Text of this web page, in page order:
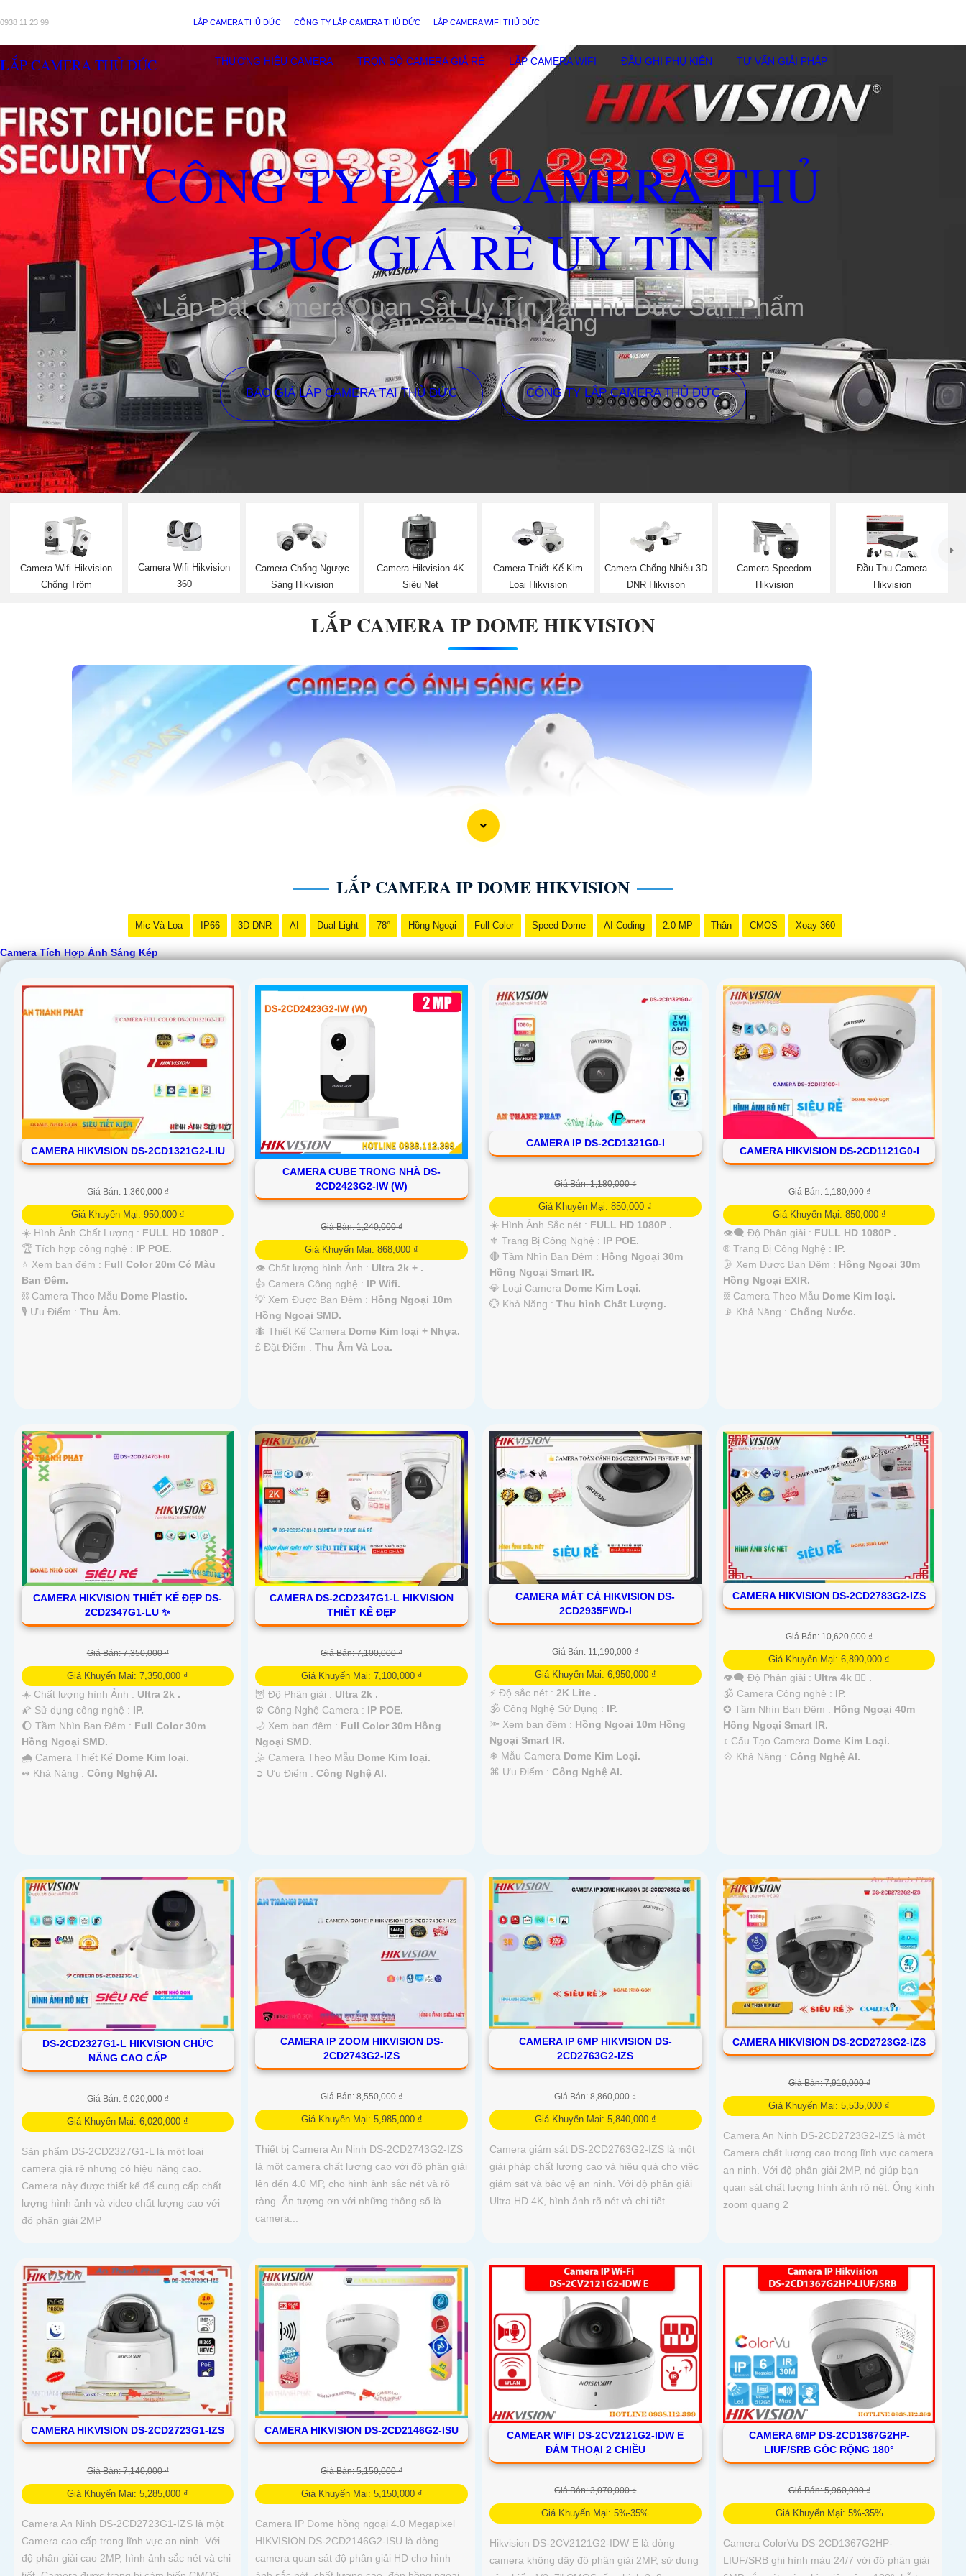
0938 11 23 99 LẮP CAMERA THỦ ĐỨC CÔNG TY LẮP CAMERA THỦ ĐỨC LẮP CAMERA WIFI THỦ ĐỨC
LẮP CAMERA THỦ ĐỨC THƯƠNG HIỆU CAMERA TRỌN BỘ CAMERA GIÁ RẺ LẮP CAMERA WIFI ĐẦU GHI PHỤ KIÊN TƯ VẤN GIẢI PHÁP
CÔNG TY LẮP CAMERA THỦ
ĐỨC GIÁ RẺ UY TÍN
Lắp Đặt Camera Quan Sát Uy Tín Tại Thủ Đức Sản Phẩm
Camera Chính Hãng
BÁO GIÁ LẮP CAMERA TẠI THỦ ĐỨC CÔNG TY LẮP CAMERA THỦ ĐỨC
Camera Wifi Hikvision
Chống Trộm
Camera Wifi Hikvision
360
Camera Chống Ngược
Sáng Hikvision
Camera Hikvision 4K
Siêu Nét
Camera Thiết Kế Kim
Loại Hikvision
Camera Chống Nhiễu 3D
DNR Hikvison
Camera Speedom
Hikvision
Đầu Thu Camera
Hikvision
LẮP CAMERA IP DOME HIKVISION
LẮP CAMERA IP DOME HIKVISION
Mic Và Loa IP66 3D DNR AI Dual Light 78° Hồng Ngoại Full Color Speed Dome AI Coding 2.0 MP Thân CMOS Xoay 360
Camera Tích Hợp Ánh Sáng Kép
CAMERA HIKVISION DS-2CD1321G2-LIU
Giá Bán: 1,360,000 ₫
Giá Khuyến Mại: 950,000 ₫
☀️ Hình Ành Chất Lượng : FULL HD 1080P .
🏆 Tích hợp công nghệ : IP POE.
⭐ Xem ban đêm : Full Color 20m Có Màu
Ban Ðêm.
⛓ Camera Theo Mẫu Dome Plastic.
️🎙 Ưu Điểm : Thu Âm.
CAMERA CUBE TRONG NHÀ DS-
2CD2423G2-IW (W)
Giá Bán: 1,240,000 ₫
Giá Khuyến Mại: 868,000 ₫
👁 Chất lượng hình Ảnh : Ultra 2k + .
👍 Camera Công nghệ : IP Wifi.
💡 Xem Được Ban Đêm : Hồng Ngoại 10m
Hồng Ngoại SMD.
🐜 Thiết Kế Camera Dome Kim loại + Nhựa.
️₤ Đặt Điểm :Thu Âm Và Loa.
CAMERA IP DS-2CD1321G0-I
Giá Bán: 1,180,000 ₫
Giá Khuyến Mại: 850,000 ₫
☀️ Hình Ảnh Sắc nét : FULL HD 1080P .
⚜️ Trang Bị Công Nghệ : IP POE.
🔴 Tầm Nhìn Ban Đêm : Hồng Ngoại 30m
Hồng Ngoại Smart IR.
💎 Loại Camera Dome Kim Loại.
️💮 Khả Năng : Thu hình Chất Lượng.
CAMERA HIKVISION DS-2CD1121G0-I
Giá Bán: 1,180,000 ₫
Giá Khuyến Mại: 850,000 ₫
👁️‍🗨 Độ Phân giải : FULL HD 1080P .
®️ Trang Bị Công Nghệ : IP.
🌛 Xem Được Ban Đêm : Hồng Ngoại 30m
Hồng Ngoại EXIR.
⛓ Camera Theo Mẫu Dome Kim loại.
️📡 Khả Năng :Chống Nước.
CAMERA HIKVISION THIẾT KẾ ĐẸP DS-
2CD2347G1-LU ✨
Giá Bán: 7,350,000 ₫
Giá Khuyến Mại: 7,350,000 ₫
☀️ Chất lượng hình Ảnh : Ultra 2k .
🌠 Sử dụng công nghệ : IP.
🌔 Tầm Nhìn Ban Đêm : Full Color 30m
Hồng Ngoại SMD.
🌧️ Camera Thiết Kế Dome Kim loại.
️↭ Khả Năng : Công Nghệ AI.
CAMERA DS-2CD2347G1-L HIKVISION
THIẾT KẾ ĐẸP
Giá Bán: 7,100,000 ₫
Giá Khuyến Mại: 7,100,000 ₫
🦉 Độ Phân giải : Ultra 2k .
⚙ Công Nghệ Camera : IP POE.
🌙 Xem ban đêm : Full Color 30m Hồng
Ngoại SMD.
🤹 Camera Theo Mẫu Dome Kim loại.
️➲ Ưu Điểm :Công Nghệ AI.
CAMERA MẮT CÁ HIKVISION DS-
2CD2935FWD-I
Giá Bán: 11,190,000 ₫
Giá Khuyến Mại: 6,950,000 ₫
️⚡ Độ sắc nét : 2K Lite .
🕉️ Công Nghệ Sử Dụng : IP.
🔦 Xem ban đêm : Hồng Ngoại 10m Hồng
Ngoại Smart IR.
❄ Mẫu Camera Dome Kim Loại.
️⌘ Ưu Điểm : Công Nghệ AI.
CAMERA HIKVISION DS-2CD2783G2-IZS
Giá Bán: 10,620,000 ₫
Giá Khuyến Mại: 6,890,000 ₫
👁️‍🗨 Độ Phân giải : Ultra 4k 👍🏾 .
🕉️ Camera Công nghệ : IP.
✪ Tầm Nhìn Ban Đêm : Hồng Ngoại 40m
Hồng Ngoại Smart IR.
↕️ Cấu Tạo Camera Dome Kim Loại.
️💠 Khả Năng :Công Nghệ AI.
DS-2CD2327G1-L HIKVISION CHỨC
NĂNG CAO CẤP
Giá Bán: 6,020,000 ₫
Giá Khuyến Mại: 6,020,000 ₫
Sản phẩm DS-2CD2327G1-L là một loại
camera giá rẻ nhưng có hiệu năng cao.
Camera này được thiết kế để cung cấp chất
lượng hình ảnh và video chất lượng cao với
độ phân giải 2MP
CAMERA IP ZOOM HIKVISION DS-
2CD2743G2-IZS
Giá Bán: 8,550,000 ₫
Giá Khuyến Mại: 5,985,000 ₫
Thiết bị Camera An Ninh DS-2CD2743G2-IZS
là một camera chất lượng cao với độ phân giải
lên đến 4.0 MP, cho hình ảnh sắc nét và rõ
ràng. Ấn tượng ơn với những thông số là
camera...
CAMERA IP 6MP HIKVISION DS-
2CD2763G2-IZS
Giá Bán: 8,860,000 ₫
Giá Khuyến Mại: 5,840,000 ₫
Camera giám sát DS-2CD2763G2-IZS là một
giải pháp chất lượng cao và hiệu quả cho việc
giám sát và bảo vệ an ninh. Với độ phân giải
Ultra HD 4K, hình ảnh rõ nét và chi tiết
CAMERA HIKVISION DS-2CD2723G2-IZS
Giá Bán: 7,910,000 ₫
Giá Khuyến Mại: 5,535,000 ₫
Camera An Ninh DS-2CD2723G2-IZS là một
Camera chất lượng cao trong lĩnh vực camera
an ninh. Với độ phân giải 2MP, nó giúp bạn
quan sát chất lượng hình ảnh rõ nét. Ống kính
zoom quang 2
CAMERA HIKVISION DS-2CD2723G1-IZS
Giá Bán: 7,140,000 ₫
Giá Khuyến Mại: 5,285,000 ₫
Camera An Ninh DS-2CD2723G1-IZS là một
Camera cao cấp trong lĩnh vực an ninh. Với
độ phân giải cao 2MP, hình ảnh sắc nét và chi
CAMERA HIKVISION DS-2CD2146G2-ISU
Giá Bán: 5,150,000 ₫
Giá Khuyến Mại: 5,150,000 ₫
Camera IP Dome hồng ngoại 4.0 Megapixel
HIKVISION DS-2CD2146G2-ISU là dòng
camera quan sát độ phân giải HD cho hình
CAMEAR WIFI DS-2CV2121G2-IDW E
ĐÀM THOẠI 2 CHIỀU
Giá Bán: 3,070,000 ₫
Giá Khuyến Mại: 5%-35%
Hikvision DS-2CV2121G2-IDW E là dòng
camera không dây độ phân giải 2MP, sử dụng
CAMERA 6MP DS-2CD1367G2HP-
LIUF/SRB GÓC RỘNG 180°
Giá Bán: 5,960,000 ₫
Giá Khuyến Mại: 5%-35%
Camera ColorVu DS-2CD1367G2HP-
LIUF/SRB ghi hình màu 24/7 với độ phân giải